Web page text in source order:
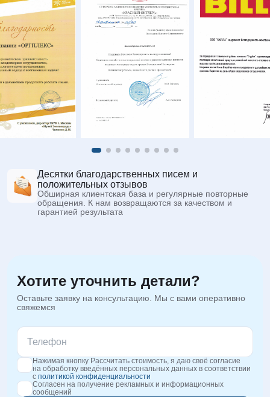
Десятки благодарственных писем и
положительных отзывов
Обширная клиентская база и регулярные повторные
обращения. К нам возвращаются за качеством и
гарантией результата
Хотите уточнить детали?
Оставьте заявку на консультацию. Мы с вами оперативно
свяжемся
Нажимая кнопку Рассчитать стоимость, я даю своё согласие
на обработку введённых персональных данных в соответствии
с политикой конфиденциальности
Согласен на получение рекламных и информационных
сообщений